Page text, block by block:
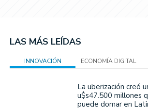
LAS MÁS LEÍDAS
INNOVACIÓN ECONOMÍA DIGITAL
La uberización creó
u$s47.500 millones
puede domar en